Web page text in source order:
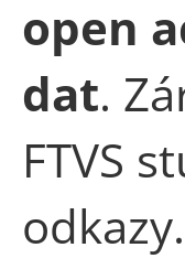
open
dat.
FTVS
odkazy.